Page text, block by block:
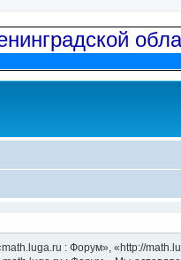
: Форум», «http://